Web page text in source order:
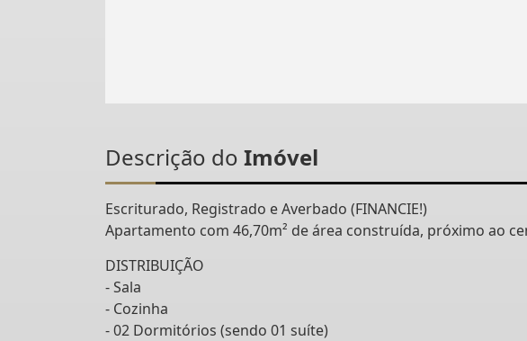
Descrição do Imóvel
Escriturado, Registrado e Averbado (FINANCIE!)
Apartamento com 46,70m² de área construída, próximo ao
DISTRIBUIÇÃO
- Sala
- Cozinha
- 02 Dormitórios (sendo 01 suíte)